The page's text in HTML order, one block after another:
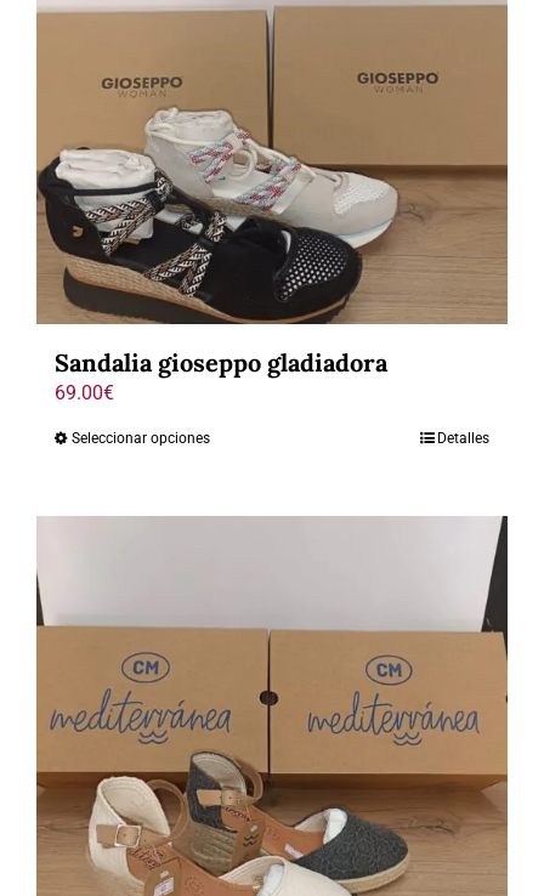
Sandalia gioseppo gladiadora
69.00€
Seleccionar opciones Detalles